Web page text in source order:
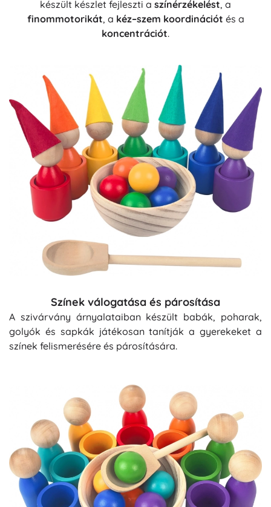
készült készlet fejleszti a színérzékelést, a
finommotorikát, a kéz–szem koordinációt és a
koncentrációt.
Színek válogatása és párosítása
A szivárvány árnyalataiban készült babák, poharak,
golyók és sapkák játékosan tanítják a gyerekeket a
színek felismerésére és párosítására.